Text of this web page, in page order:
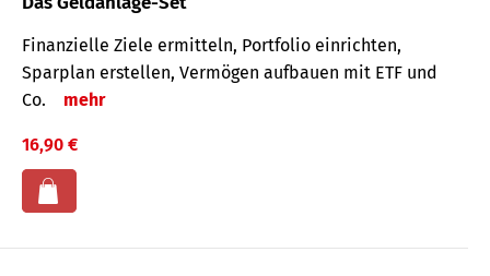
Finanzielle Ziele ermitteln, Portfolio einrichten,
Sparplan erstellen, Vermögen aufbauen mit ETF und
Co.
mehr
16,90 €